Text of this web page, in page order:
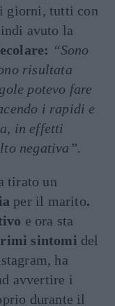
giorni, tutti con
avuto la
“Sono
risultata
potevo fare
i rapidi e
in effetti
negativa”.
tirato un
per il marito.
e ora sta
sintomi del
ha
avvertire i
durante il